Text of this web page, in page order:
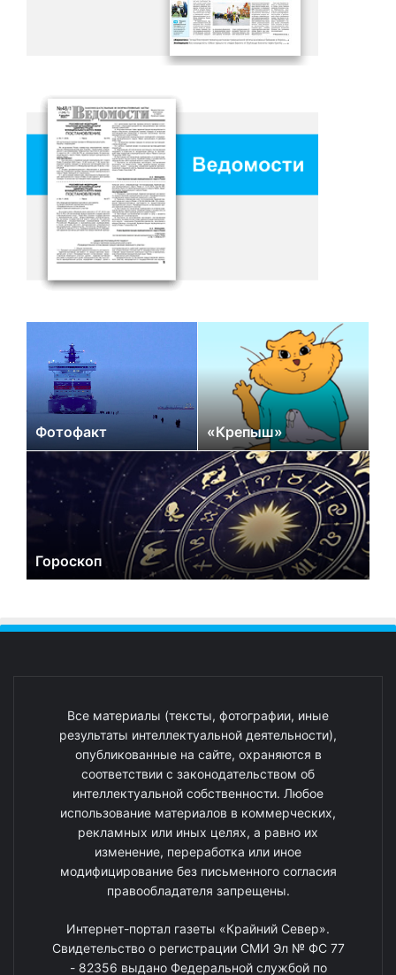
Фотофакт «Крепыш»
Гороскоп
Все материалы (тексты, фотографии, иные
результаты интеллектуальной деятельности),
опубликованные на сайте, охраняются в
соответствии с законодательством об
интеллектуальной собственности. Любое
использование материалов в коммерческих,
рекламных или иных целях, а равно их
изменение, переработка или иное
модифицирование без письменного согласия
правообладателя запрещены.
Интернет-портал газеты «Крайний Север».
Свидетельство о регистрации СМИ Эл № ФС 77
- 82356 выдано Федеральной службой по